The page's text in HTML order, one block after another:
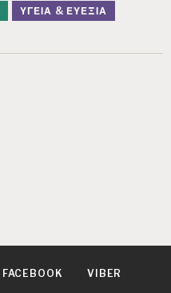
ΥΓΕΊΑ & ΕΥΕΞΊΑ
FACEBOOK VIBER